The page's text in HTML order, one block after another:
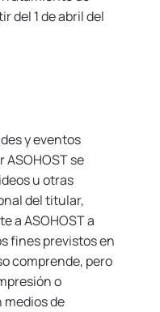
del 1 de abril del
y eventos
ASOHOST se
u otras
del titular,
a ASOHOST a
fines previstos en
comprende, pero
o
medios de